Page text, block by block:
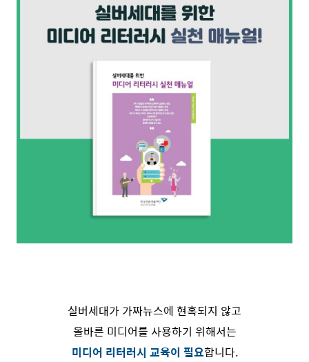
실버세대가 가짜뉴스에 현혹되지 않고
올바른 미디어를 사용하기 위해서는
미디어 리터러시 교육이 필요합니다.